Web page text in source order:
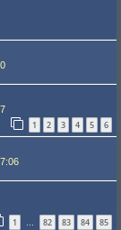
1 2 3 4 5 6
1 … 82 83 84 85